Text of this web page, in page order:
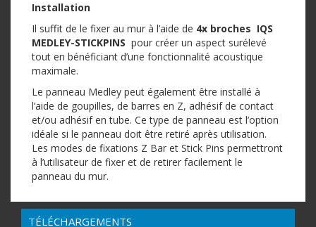
Installation
Il suffit de le fixer au mur à l’aide de 4x broches IQS
MEDLEY-STICKPINS pour créer un aspect surélevé
tout en bénéficiant d’une fonctionnalité acoustique
maximale.
Le panneau Medley peut également être installé à
l’aide de goupilles, de barres en Z, adhésif de contact
et/ou adhésif en tube. Ce type de panneau est l’option
idéale si le panneau doit être retiré après utilisation.
Les modes de fixations Z Bar et Stick Pins permettront
à l’utilisateur de fixer et de retirer facilement le
panneau du mur.
TÉLÉCHARGEMENTS